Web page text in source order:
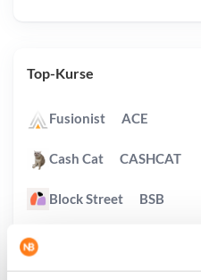
Top-Kurse
Fusionist ACE
Cash Cat CASHCAT
Block Street BSB